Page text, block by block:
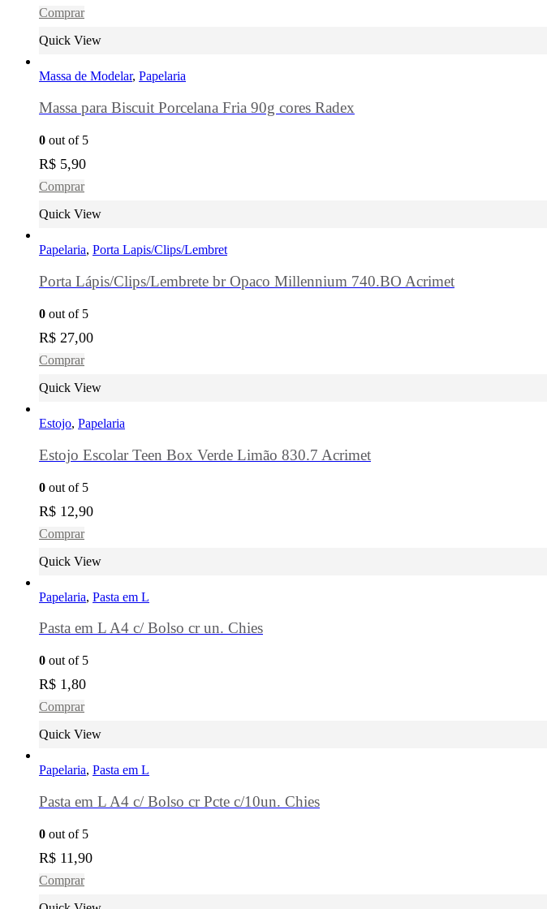
Comprar
Quick View
Massa de Modelar, Papelaria
Massa para Biscuit Porcelana Fria 90g cores Radex
0 out of 5
R$ 5,90
Comprar
Quick View
Papelaria, Porta Lapis/Clips/Lembret
Porta Lápis/Clips/Lembrete br Opaco Millennium 740.BO Acrimet
0 out of 5
R$ 27,00
Comprar
Quick View
Estojo, Papelaria
Estojo Escolar Teen Box Verde Limão 830.7 Acrimet
0 out of 5
R$ 12,90
Comprar
Quick View
Papelaria, Pasta em L
Pasta em L A4 c/ Bolso cr un. Chies
0 out of 5
R$ 1,80
Comprar
Quick View
Papelaria, Pasta em L
Pasta em L A4 c/ Bolso cr Pcte c/10un. Chies
0 out of 5
R$ 11,90
Comprar